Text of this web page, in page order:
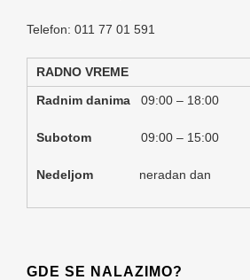
Telefon: 011 77 01 591
RADNO VREME
Radnim danima 09:00 – 18:00
Subotom 09:00 – 15:00
Nedeljom neradan dan
GDE SE NALAZIMO?